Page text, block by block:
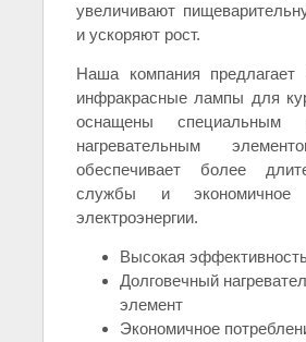
увеличивают
и ускоряют рост.
Наша компания предлагает
инфракрасные лампы для
оснащены специальным
нагревательным
обеспечивает более
службы и экономичное
электроэнергии.
Высокая
Долговечный
элемент
Экономичное